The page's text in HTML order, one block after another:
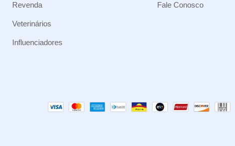
Revenda
Veterinários
Influenciadores
Fale Conosco